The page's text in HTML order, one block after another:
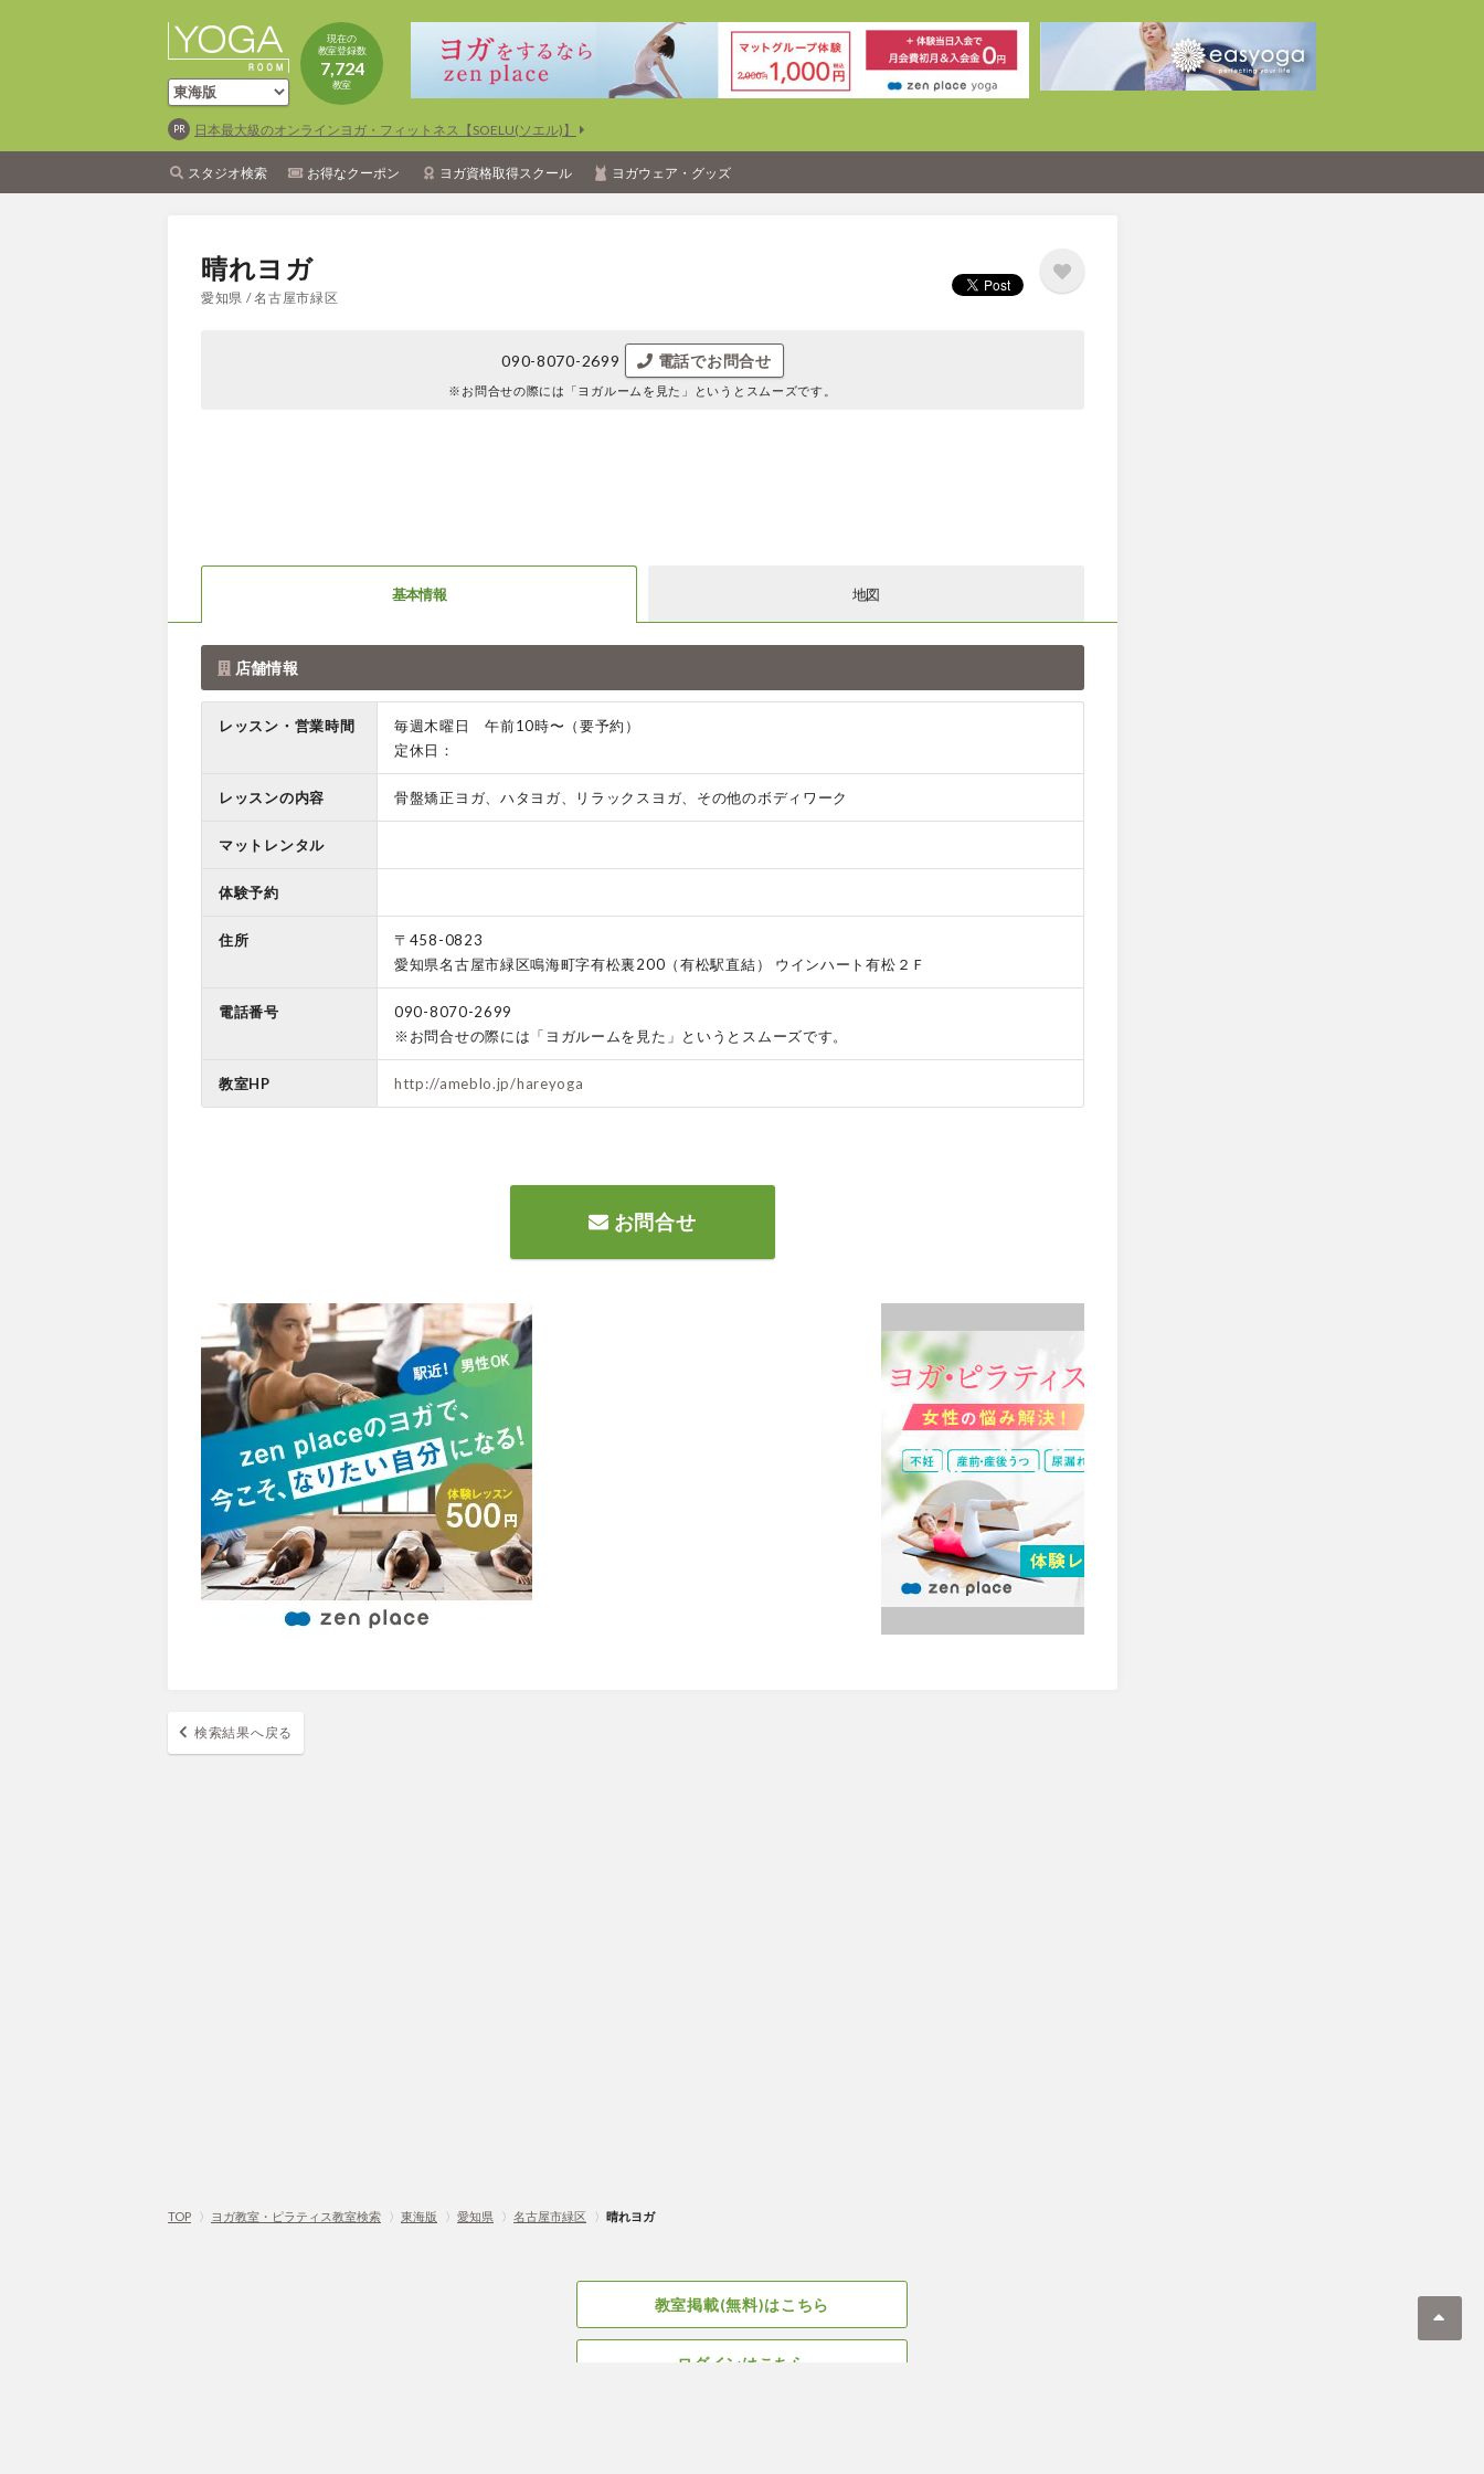
現在の
教室登録数
7,724
教室
日本最大級のオンラインヨガ・フィットネス【SOELU(ソエル)】
スタジオ検索 お得なクーポン ヨガ資格取得スクール ヨガウェア・グッズ
晴れヨガ
愛知県 / 名古屋市緑区
090-8070-2699 電話でお問合せ
※お問合せの際には 「ヨガルームを見た」というとスムーズです。
基本情報 地図
店舗情報
レッスン・営業時間
毎週木曜日 午前10時〜（要予約）
定休日：
レッスンの内容 骨盤矯正ヨガ、ハタヨガ、リラックスヨガ、その他のボディワーク
マットレンタル
体験予約
住所
〒458-0823
愛知県名古屋市緑区鳴海町字有松裏200（有松駅直結） ウインハート有松２Ｆ
電話番号
090-8070-2699
※お問合せの際には「ヨガルームを見た」というとスムーズです。
教室HP http://ameblo.jp/hareyoga
お問合せ
検索結果へ戻る
TOP 〉 ヨガ教室・ピラティス教室検索 〉 東海版 〉 愛知県 〉 名古屋市緑区 〉 晴れヨガ
教室掲載(無料)はこちら
ログインはこちら